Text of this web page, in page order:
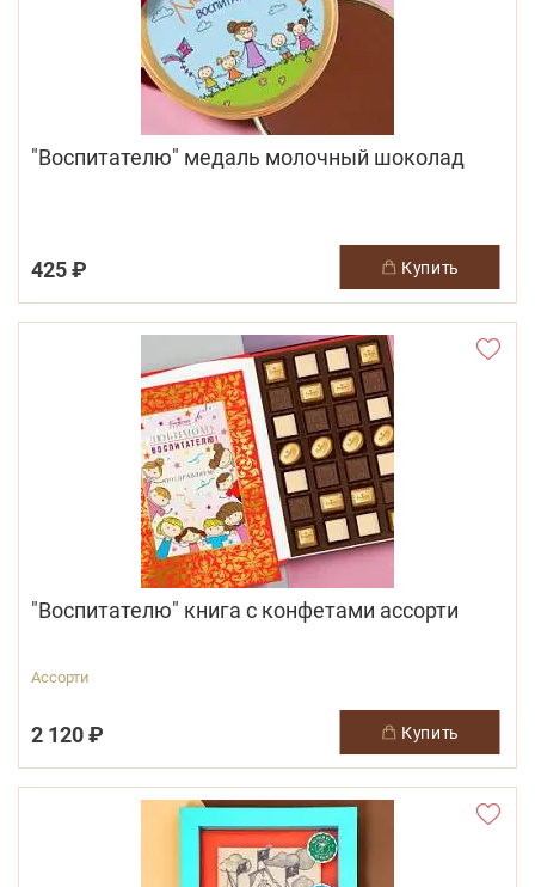
"Воспитателю" медаль молочный шоколад
425 ₽ купить
"Воспитателю" книга с конфетами ассорти
Ассорти
2 120 ₽ купить